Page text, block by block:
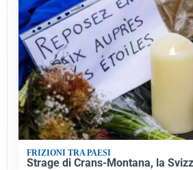
FRIZIONI TRA PAESI
Strage di Crans-Montana, la